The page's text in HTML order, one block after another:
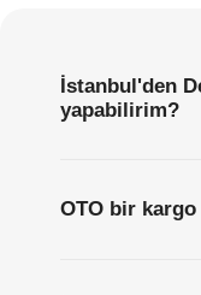
İstanbul'den
yapabilirim?
OTO bir